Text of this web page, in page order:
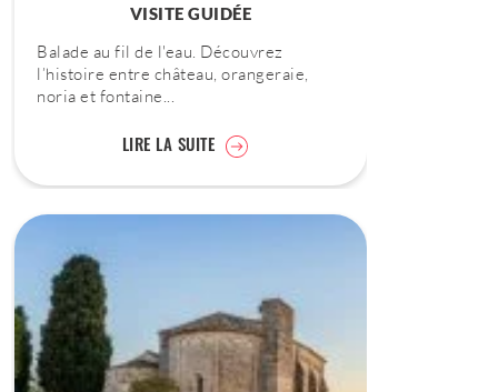
VISITE GUIDÉE
Balade au fil de l'eau. Découvrez
l’histoire entre château, orangeraie,
noria et fontaine...
LIRE LA SUITE